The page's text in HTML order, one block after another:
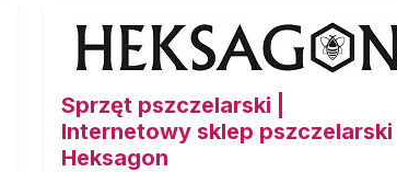
Sprzęt pszczelarski |
Internetowy sklep pszczelarski
Heksagon